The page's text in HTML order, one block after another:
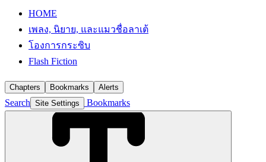
HOME
เพลง, นิยาย, และแมวชื่อลาเต้
โองการกระซิบ
Flash Fiction
Chapters Bookmarks Alerts
Search Site Settings Bookmarks